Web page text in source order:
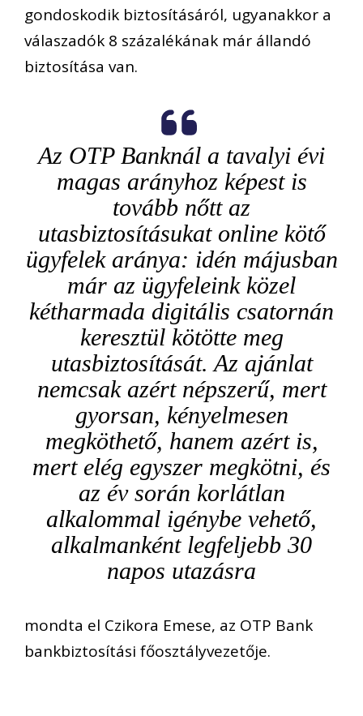
gondoskodik biztosításáról, ugyanakkor a
válaszadók 8 százalékának már állandó
biztosítása van.
Az OTP Banknál a tavalyi évi
magas arányhoz képest is
tovább nőtt az
utasbiztosításukat online kötő
ügyfelek aránya: idén májusban
már az ügyfeleink közel
kétharmada digitális csatornán
keresztül kötötte meg
utasbiztosítását. Az ajánlat
nemcsak azért népszerű, mert
gyorsan, kényelmesen
megköthető, hanem azért is,
mert elég egyszer megkötni, és
az év során korlátlan
alkalommal igénybe vehető,
alkalmanként legfeljebb 30
napos utazásra
mondta el Czikora Emese, az OTP Bank
bankbiztosítási főosztályvezetője.